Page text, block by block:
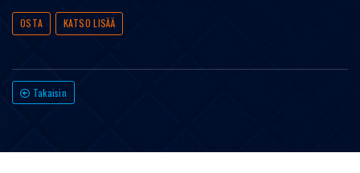
OSTA KATSO LISÄÄ
Takaisin